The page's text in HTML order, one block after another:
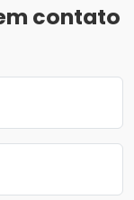
contato